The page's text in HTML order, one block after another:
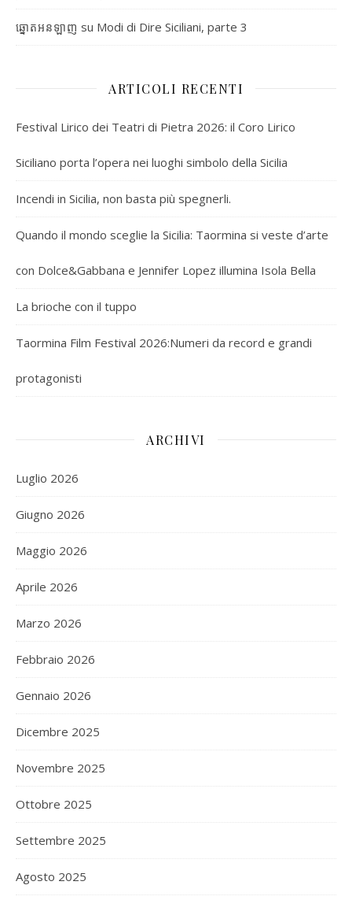
ឆ្នោតអនឡាញ su Modi di Dire Siciliani, parte 3
ARTICOLI RECENTI
Festival Lirico dei Teatri di Pietra 2026: il Coro Lirico
Siciliano porta l’opera nei luoghi simbolo della Sicilia
Incendi in Sicilia, non basta più spegnerli.
Quando il mondo sceglie la Sicilia: Taormina si veste d’arte
con Dolce&Gabbana e Jennifer Lopez illumina Isola Bella
La brioche con il tuppo
Taormina Film Festival 2026:Numeri da record e grandi
protagonisti
ARCHIVI
Luglio 2026
Giugno 2026
Maggio 2026
Aprile 2026
Marzo 2026
Febbraio 2026
Gennaio 2026
Dicembre 2025
Novembre 2025
Ottobre 2025
Settembre 2025
Agosto 2025